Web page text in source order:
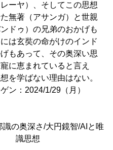
ーヤ）、そしてこの思想
無著（アサンガ）と世親
ンドゥ）の兄弟のおかげも
は玄奘の命がけのインド
もあって、その奥深い思
に恵まれていると言え
を学ばない理由はない。
ン：2024/1/29（月）
識の奥深さ/大円鏡智/AIと唯
識思想